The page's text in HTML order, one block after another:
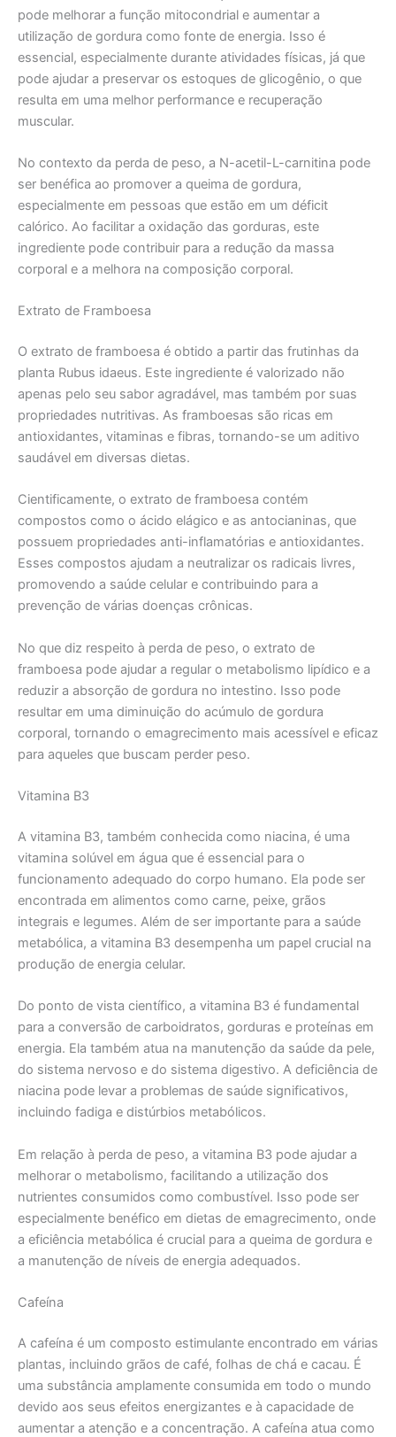
pode melhorar a função mitocondrial e aumentar a
utilização de gordura como fonte de energia. Isso é
essencial, especialmente durante atividades físicas, já que
pode ajudar a preservar os estoques de glicogênio, o que
resulta em uma melhor performance e recuperação
muscular.
No contexto da perda de peso, a N-acetil-L-carnitina pode
ser benéfica ao promover a queima de gordura,
especialmente em pessoas que estão em um déficit
calórico. Ao facilitar a oxidação das gorduras, este
ingrediente pode contribuir para a redução da massa
corporal e a melhora na composição corporal.
Extrato de Framboesa
O extrato de framboesa é obtido a partir das frutinhas da
planta Rubus idaeus. Este ingrediente é valorizado não
apenas pelo seu sabor agradável, mas também por suas
propriedades nutritivas. As framboesas são ricas em
antioxidantes, vitaminas e fibras, tornando-se um aditivo
saudável em diversas dietas.
Cientificamente, o extrato de framboesa contém
compostos como o ácido elágico e as antocianinas, que
possuem propriedades anti-inflamatórias e antioxidantes.
Esses compostos ajudam a neutralizar os radicais livres,
promovendo a saúde celular e contribuindo para a
prevenção de várias doenças crônicas.
No que diz respeito à perda de peso, o extrato de
framboesa pode ajudar a regular o metabolismo lipídico e a
reduzir a absorção de gordura no intestino. Isso pode
resultar em uma diminuição do acúmulo de gordura
corporal, tornando o emagrecimento mais acessível e eficaz
para aqueles que buscam perder peso.
Vitamina B3
A vitamina B3, também conhecida como niacina, é uma
vitamina solúvel em água que é essencial para o
funcionamento adequado do corpo humano. Ela pode ser
encontrada em alimentos como carne, peixe, grãos
integrais e legumes. Além de ser importante para a saúde
metabólica, a vitamina B3 desempenha um papel crucial na
produção de energia celular.
Do ponto de vista científico, a vitamina B3 é fundamental
para a conversão de carboidratos, gorduras e proteínas em
energia. Ela também atua na manutenção da saúde da pele,
do sistema nervoso e do sistema digestivo. A deficiência de
niacina pode levar a problemas de saúde significativos,
incluindo fadiga e distúrbios metabólicos.
Em relação à perda de peso, a vitamina B3 pode ajudar a
melhorar o metabolismo, facilitando a utilização dos
nutrientes consumidos como combustível. Isso pode ser
especialmente benéfico em dietas de emagrecimento, onde
a eficiência metabólica é crucial para a queima de gordura e
a manutenção de níveis de energia adequados.
Cafeína
A cafeína é um composto estimulante encontrado em várias
plantas, incluindo grãos de café, folhas de chá e cacau. É
uma substância amplamente consumida em todo o mundo
devido aos seus efeitos energizantes e à capacidade de
aumentar a atenção e a concentração. A cafeína atua como